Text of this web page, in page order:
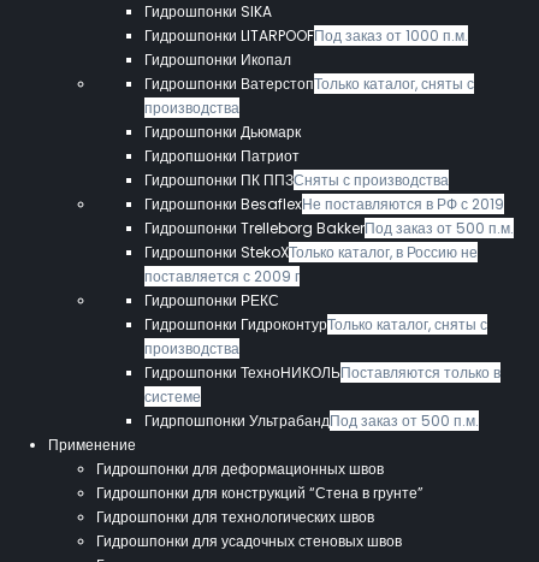
Гидрошпонки SIKA
Гидрошпонки LITARPOOFПод заказ от 1000 п.м.
Гидрошпонки Икопал
Гидрошпонки ВатерстопТолько каталог, сняты с
производства
Гидрошпонки Дьюмарк
Гидропшонки Патриот
Гидрошпонки ПК ППЗСняты с производства
Гидрошпонки BesaflexНе поставляются в РФ с 2019
Гидрошпонки Trelleborg BakkerПод заказ от 500 п.м.
Гидрошпонки StekoXТолько каталог, в Россию не
поставляется с 2009 г
Гидрошпонки РЕКС
Гидрошпонки ГидроконтурТолько каталог, сняты с
производства
Гидрошпонки ТехноНИКОЛЬПоставляются только в
системе
Гидрпошпонки УльтрабандПод заказ от 500 п.м.
Применение
Гидрошпонки для деформационных швов
Гидрошпонки для конструкций “Стена в грунте”
Гидрошпонки для технологических швов
Гидрошпонки для усадочных стеновых швов